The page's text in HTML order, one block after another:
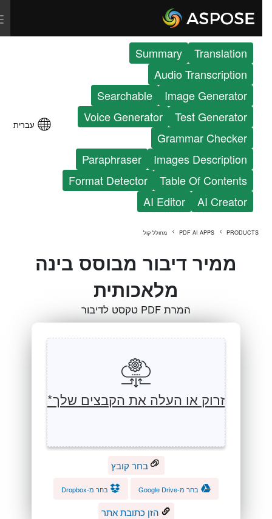
Translation
Summary
Audio Transcription
Image Generator
Searchable
Test Generator
Voice Generator
Grammar Checker
Images Description
Paraphraser
Table Of Contents
Format Detector
AI Creator
AI Editor
עברית
PRODUCTS
PDF AI APPS מחולל קול
ממיר דיבור מבוסס בינה
מלאכותית
המרת PDF טקסט לדיבור
זרוק או העלה את הקבצים שלך*
בחר קובץ
בחר מ-Google Drive בחר מ-Dropbox
הזן כתובת אתר